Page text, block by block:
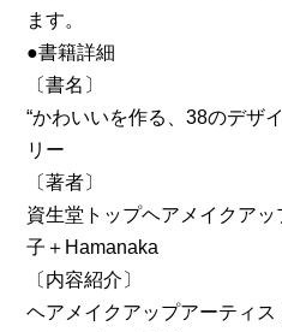
ます。
●書籍詳細
〔書名〕
“かわいいを作る、38のデザ
リー
〔著者〕
資生堂トップヘアメイクア
子＋Hamanaka
〔内容紹介〕
ヘアメイクアップアーティ